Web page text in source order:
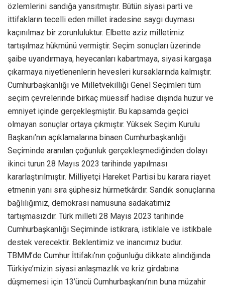
özlemlerini sandığa yansıtmıştır. Bütün siyasi parti ve
ittifakların tecelli eden millet iradesine saygı duyması
kaçınılmaz bir zorunluluktur. Elbette aziz milletimiz
tartışılmaz hükmünü vermiştir. Seçim sonuçları üzerinde
şaibe uyandırmaya, heyecanları kabartmaya, siyasi kargaşa
çıkarmaya niyetlenenlerin hevesleri kursaklarında kalmıştır.
Cumhurbaşkanlığı ve Milletvekilliği Genel Seçimleri tüm
seçim çevrelerinde birkaç müessif hadise dışında huzur ve
emniyet içinde gerçekleşmiştir. Bu kapsamda geçici
olmayan sonuçlar ortaya çıkmıştır. Yüksek Seçim Kurulu
Başkanı’nın açıklamalarına binaen Cumhurbaşkanlığı
Seçiminde aranılan çoğunluk gerçekleşmediğinden dolayı
ikinci turun 28 Mayıs 2023 tarihinde yapılması
kararlaştırılmıştır. Milliyetçi Hareket Partisi bu karara riayet
etmenin yanı sıra şüphesiz hürmetkârdır. Sandık sonuçlarına
bağlılığımız, demokrasi namusuna sadakatimiz
tartışmasızdır. Türk milleti 28 Mayıs 2023 tarihinde
Cumhurbaşkanlığı Seçiminde istikrara, istiklale ve istikbale
destek verecektir. Beklentimiz ve inancımız budur.
TBMM’de Cumhur İttifakı’nın çoğunluğu dikkate alındığında
Türkiye’mizin siyasi anlaşmazlık ve kriz girdabına
düşmemesi için 13’üncü Cumhurbaşkanı’nın buna müzahir